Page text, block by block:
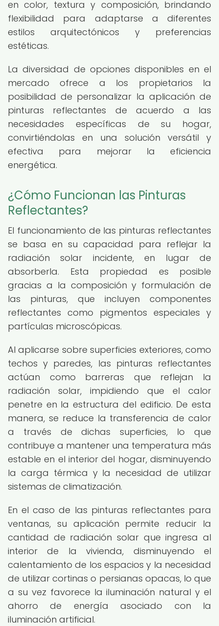
en color, textura y composición, brindando
flexibilidad para adaptarse a diferentes
estilos arquitectónicos y preferencias
estéticas.
La diversidad de opciones disponibles en el
mercado ofrece a los propietarios la
posibilidad de personalizar la aplicación de
pinturas reflectantes de acuerdo a las
necesidades específicas de su hogar,
convirtiéndolas en una solución versátil y
efectiva para mejorar la eficiencia
energética.
¿Cómo Funcionan las Pinturas
Reflectantes?
El funcionamiento de las pinturas reflectantes
se basa en su capacidad para reflejar la
radiación solar incidente, en lugar de
absorberla. Esta propiedad es posible
gracias a la composición y formulación de
las pinturas, que incluyen componentes
reflectantes como pigmentos especiales y
partículas microscópicas.
Al aplicarse sobre superficies exteriores, como
techos y paredes, las pinturas reflectantes
actúan como barreras que reflejan la
radiación solar, impidiendo que el calor
penetre en la estructura del edificio. De esta
manera, se reduce la transferencia de calor
a través de dichas superficies, lo que
contribuye a mantener una temperatura más
estable en el interior del hogar, disminuyendo
la carga térmica y la necesidad de utilizar
sistemas de climatización.
En el caso de las pinturas reflectantes para
ventanas, su aplicación permite reducir la
cantidad de radiación solar que ingresa al
interior de la vivienda, disminuyendo el
calentamiento de los espacios y la necesidad
de utilizar cortinas o persianas opacas, lo que
a su vez favorece la iluminación natural y el
ahorro de energía asociado con la
iluminación artificial.